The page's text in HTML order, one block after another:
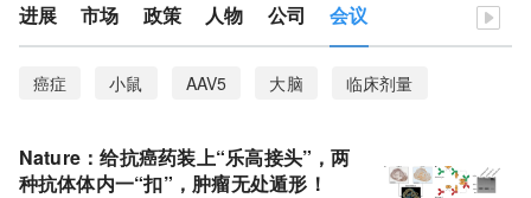
进展 市场 政策 人物 公司 会议
癌症 小鼠 AAV5 大脑
临床剂量
临床试验
卡介苗 角色关系
耐药性
Nature：给抗癌药装上“乐高接头”，两
种抗体体内一“扣”，肿瘤无处遁形！